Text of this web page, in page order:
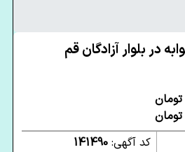
کد آگهی: 141490